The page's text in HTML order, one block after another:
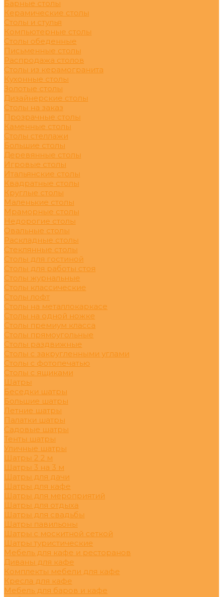
Барные столы
Керамические столы
Столы и стулья
Компьютерные столы
Столы обеденные
Письменные столы
Распродажа столов
Столы из керамогранита
Кухонные столы
Золотые столы
Дизайнерские столы
Столы на заказ
Прозрачные столы
Каменные столы
Столы стеллажи
Большие столы
Деревянные столы
Игровые столы
Итальянские столы
Квадратные столы
Круглые столы
Маленькие столы
Мраморные столы
Недорогие столы
Овальные столы
Раскладные столы
Стеклянные столы
Столы для гостиной
Столы для работы стоя
Столы журнальные
Столы классические
Столы лофт
Столы на металлокаркасе
Столы на одной ножке
Столы премиум класса
Столы прямоугольные
Столы раздвижные
Столы с закругленными углами
Столы с фотопечатью
Столы с ящиками
Шатры
Беседки шатры
Большие шатры
Летние шатры
Палатки шатры
Садовые шатры
Тенты шатры
Уличные шатры
Шатры 2 2 м
Шатры 3 на 3 м
Шатры для дачи
Шатры для кафе
Шатры для мероприятий
Шатры для отдыха
Шатры для свадьбы
Шатры павильоны
Шатры с москитной сеткой
Шатры туристические
Мебель для кафе и ресторанов
Диваны для кафе
Комплекты мебели для кафе
Кресла для кафе
Мебель для баров и кафе